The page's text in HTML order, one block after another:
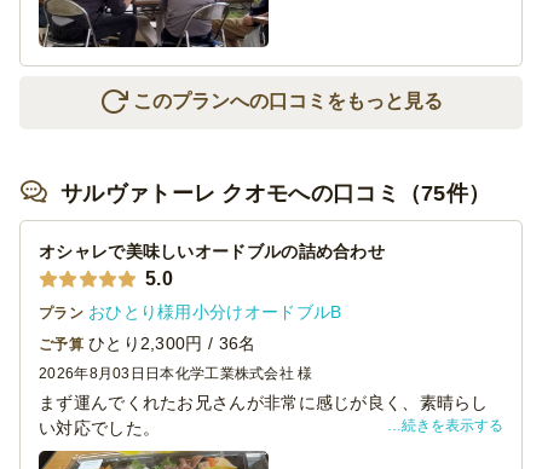
このプランへの口コミをもっと見る
サルヴァトーレ クオモへの口コミ（75件）
オシャレで美味しいオードブルの詰め合わせ
5.0
プラン おひとり様用小分けオードブルB
ご予算 ひとり2,300円 / 36名
2026年8月03日 日本化学工業株式会社 様
まず運んでくれたお兄さんが非常に感じが良く、素晴らし
い対応でした。
お料理は思っていたより大きくて豪華。そしてすべての種
続きを表示する